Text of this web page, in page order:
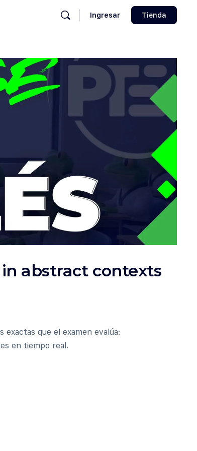
Ingresar Tienda
in abstract contexts
exactas que el examen evalúa:
en tiempo real.